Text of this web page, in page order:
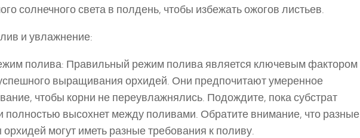
солнечного света в полдень, чтобы избежать ожогов листьев.
и увлажнение:
полива: Правильный режим полива является ключевым фактором
выращивания орхидей. Они предпочитают умеренное
чтобы корни не переувлажнялись. Подождите, пока субстрат
полностью высохнет между поливами. Обратите внимание, что разные
могут иметь разные требования к поливу.